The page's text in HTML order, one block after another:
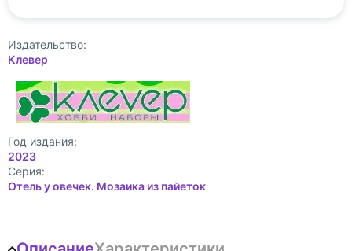
Издательство:
Клевер
Год издания:
2023
Cерия:
Отель у овечек. Мозаика из пайеток